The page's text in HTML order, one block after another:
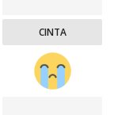
CINTA